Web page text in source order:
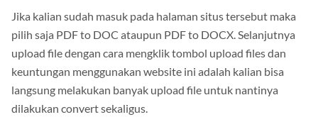
Jika kalian sudah masuk pada halaman situs tersebut maka
pilih saja PDF to DOC ataupun PDF to DOCX. Selanjutnya
upload file dengan cara mengklik tombol upload files dan
keuntungan menggunakan website ini adalah kalian bisa
langsung melakukan banyak upload file untuk nantinya
dilakukan convert sekaligus.